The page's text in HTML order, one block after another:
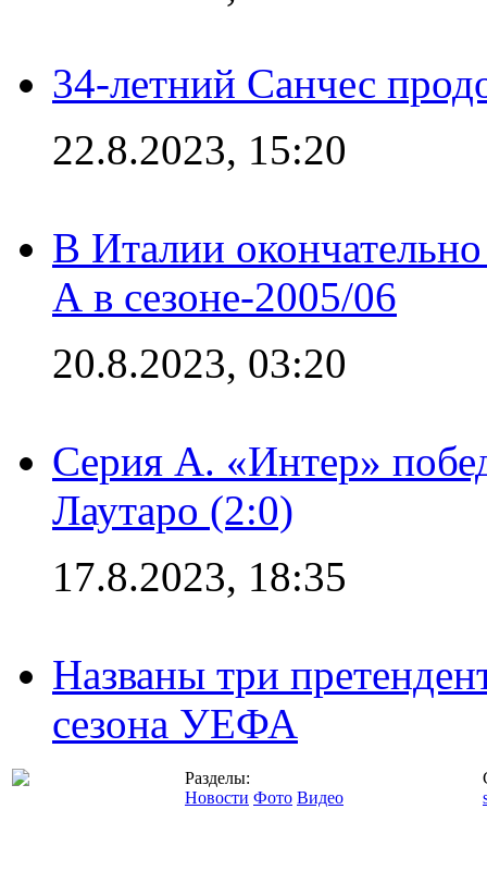
34-летний Санчес
22.8.2023, 15:20
В Италии
А в сезоне-2005/06
20.8.2023, 03:20
Серия А. «Интер»
Лаутаро (2:0)
17.8.2023, 18:35
Названы три
сезона УЕФА
Разделы:
Новости Фото Видео